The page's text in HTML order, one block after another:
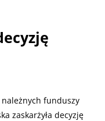
należnych funduszy
zaskarżyła decyzję